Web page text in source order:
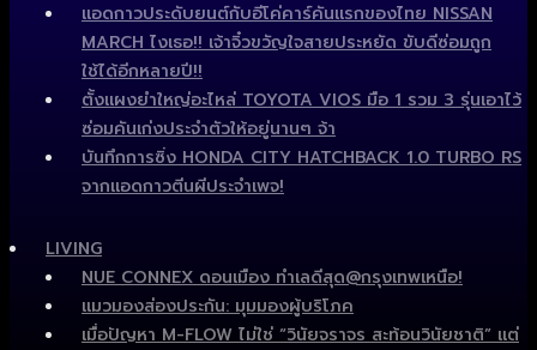
แอดกาวประดับยนต์กับอีโค่คาร์คันแรกของไทย NISSAN
MARCH ไงเธอ!! เจ้าจิ๋วขวัญใจสายประหยัด ขับดีซ่อมถูก
ใช้ได้อีกหลายปี!!
ตั้งแผงยำใหญ่อะไหล่ TOYOTA VIOS มือ 1 รวม 3 รุ่นเอาไว้
ซ่อมคันเก่งประจำตัวให้อยู่นานๆ จ้า
บันทึกการซิ่ง HONDA CITY HATCHBACK 1.0 TURBO RS
จากแอดกาวตีนผีประจำเพจ!
LIVING
NUE CONNEX ดอนเมือง ทำเลดีสุด@กรุงเทพเหนือ!
แมวมองส่องประกัน: มุมมองผู้บริโภค
เมื่อปัญหา M-FLOW ไม่ใช่ “วินัยจราจร สะท้อนวินัยชาติ” แต่